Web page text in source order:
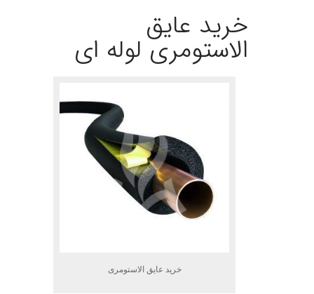
خرید عایق
الاستومری لوله ای
خرید عایق الاستومری